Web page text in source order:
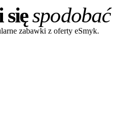
sięspodobać
zabawki z oferty eSmyk.